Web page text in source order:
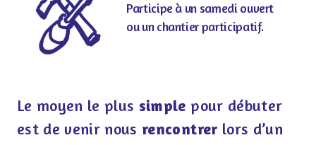
Participe à un samedi ouvert
ou un chantier participatif.
Le moyen le plus simple pour débuter
est de venir nous rencontrerlors d’un